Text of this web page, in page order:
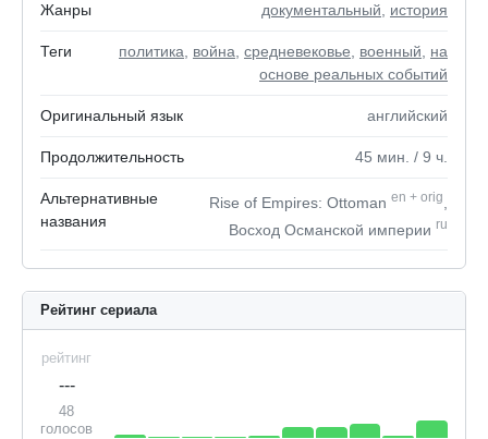
Жанры документальный история
Теги политика война средневековье военный
на
основе реальных событий
Оригинальный язык английский
Продолжительность 45 мин. / 9 ч.
Альтернативные
названия
Rise of Empires: Ottoman en + orig
Восход Османской империи ru
Рейтинг сериала
рейтинг
---
48
голосов